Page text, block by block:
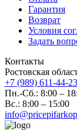
Гарантия
Возврат
Условия
Задать
Контакты
Ростовская
+7 (989) 611-44-23
Пн.-Сб.: 8:00 –
Вс.: 8:00 – 15:00